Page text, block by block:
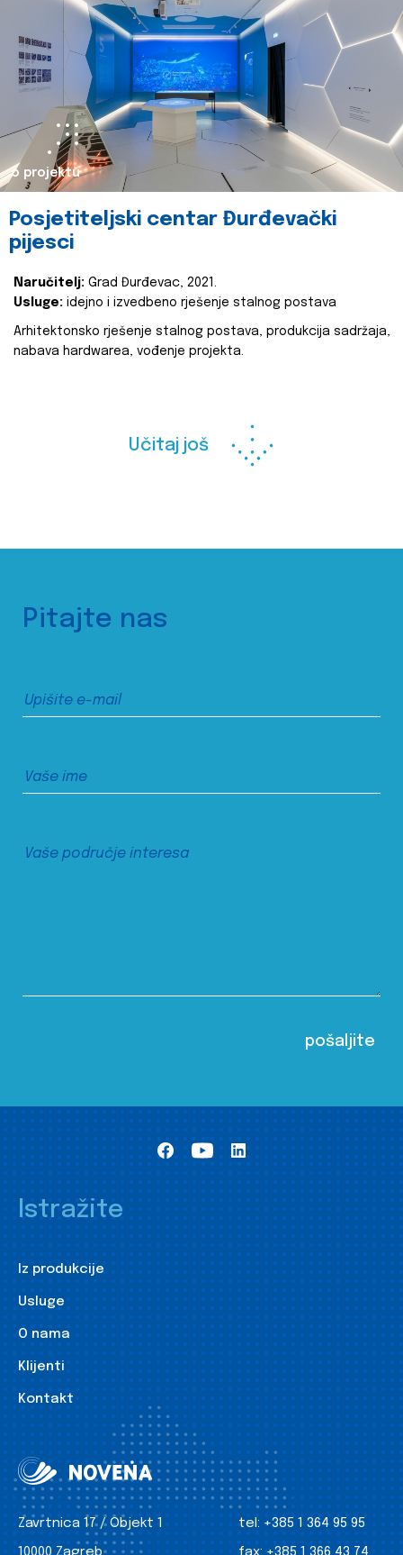
o projektu
Posjetiteljski centar Đurđevački
pijesci
Naručitelj: Grad Đurđevac, 2021.
Usluge: idejno i izvedbeno rješenje stalnog postava
Arhitektonsko rješenje stalnog postava, produkcija sadržaja,
nabava hardwarea, vođenje projekta.
Učitaj još
Pitajte nas
Istražite
Iz produkcije
Usluge
O nama
Klijenti
Kontakt
Zavrtnica 17 / Objekt 1
tel: +385 1 364 95 95